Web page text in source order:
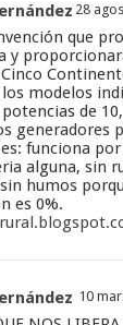
28
que
y
modelos
de
generadores
funciona
alguna, sin
humos
es 0%.
10